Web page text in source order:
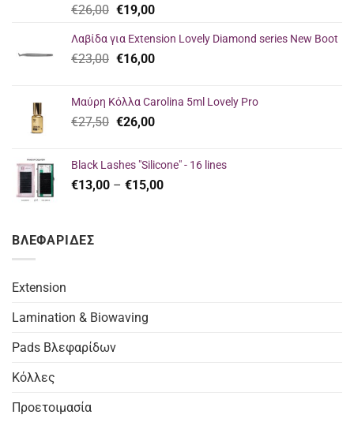
€26,00 Original
was:
€26,00.
€19,00Η
τιμή
είναι:
Λαβίδα για Extension Lovely Diamond series New Boot
€23,00 Original
€23,00.
€16,00Η
είναι:
€16,00.
Μαύρη Κόλλα Carolina 5ml Lovely Pro
€27,50 Original
€27,50.
€26,00Η
είναι:
€26,00.
Black Lashes "Silicone" - 16 lines
€13,00 – €15,00Price
ΒΛΕΦΑΡΙΔΕΣ
Extension
Lamination & Biowaving
Pads Βλεφαρίδων
Κόλλες
Προετοιμασία